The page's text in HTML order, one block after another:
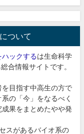
ついて
ックするは生命科学
合情報サイトです。
目指す中高生の方で
の「今」をなるべく
果をまとめたやや発
スがあるバイオ系の